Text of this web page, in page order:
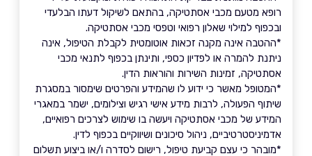
רופא מטעם מכבי אסתטיקה, בהתאם לשיקול דעתו הבלעדי
ובכפוף למילוי שאלון רפואי וטפסי מכבי אסתטיקה.
*ההטבה אינה מקנה זכאות אוטומטית לקבלת הטיפול, אינה
ניתנת להמרה או לפדיון כספי, ותינתן בכפוף לתנאי מכבי
אסתטיקה, זמינות השירות והוראות הדין.
*המטופל מאשר כי ידוע לו שהמידע והפרטים שימסור במסגרת
שיתוף הפעולה, לרבות מידע אישי רגיש וצילומים, ישמר במאגרי
המידע של מכבי אסתטיקה ויעשה בו שימוש לצרכים רפואיים,
אדמיניסטרטיביים, ניהול סיכונים ושיווקיים בכפוף לדין.
*מובהר כי עצם קביעת טיפול, רישום לסדרה ו/או ביצוע תשלום